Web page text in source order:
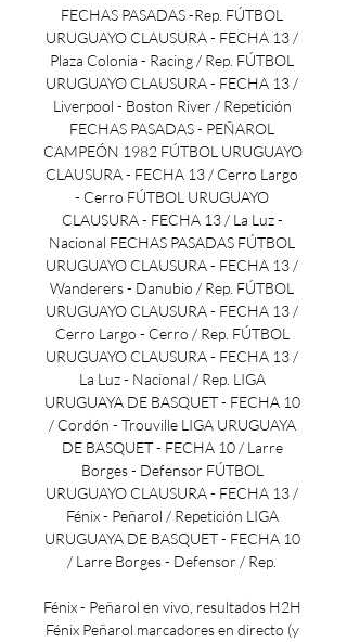
FECHAS PASADAS -Rep. FÚTBOL
URUGUAYO CLAUSURA - FECHA 13 /
Plaza Colonia - Racing / Rep. FÚTBOL
URUGUAYO CLAUSURA - FECHA 13 /
Liverpool - Boston River / Repetición
FECHAS PASADAS - PEÑAROL
CAMPEÓN 1982 FÚTBOL URUGUAYO
CLAUSURA - FECHA 13 / Cerro Largo
- Cerro FÚTBOL URUGUAYO
CLAUSURA - FECHA 13 / La Luz -
Nacional FECHAS PASADAS FÚTBOL
URUGUAYO CLAUSURA - FECHA 13 /
Wanderers - Danubio / Rep. FÚTBOL
URUGUAYO CLAUSURA - FECHA 13 /
Cerro Largo - Cerro / Rep. FÚTBOL
URUGUAYO CLAUSURA - FECHA 13 /
La Luz - Nacional / Rep. LIGA
URUGUAYA DE BASQUET - FECHA 10
/ Cordón - Trouville LIGA URUGUAYA
DE BASQUET - FECHA 10 / Larre
Borges - Defensor FÚTBOL
URUGUAYO CLAUSURA - FECHA 13 /
Fénix - Peñarol / Repetición LIGA
URUGUAYA DE BASQUET - FECHA 10
/ Larre Borges - Defensor / Rep.
Fénix - Peñarol en vivo, resultados H2H
Fénix Peñarol marcadores en directo (y